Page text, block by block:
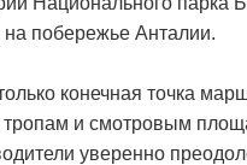
побережье Анталии.
конечная точка
и смотровым
уверенно